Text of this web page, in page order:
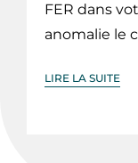
FER dans
anomalie le
LIRE LA SUITE